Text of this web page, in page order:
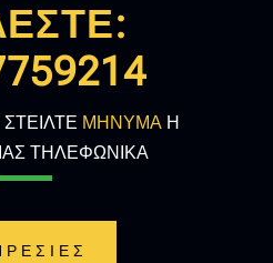
ΜΗΝΥΜΑ Η
ΤΗΛΕΦΩΝΙΚΑ